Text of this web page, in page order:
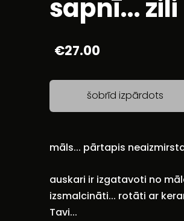
sapnī... zili
€27.00
šobrīd izpārdots
māls... pārtapis
auskari ir izgatavoti no
izsmalcināti... rotāti ar
Tavi...